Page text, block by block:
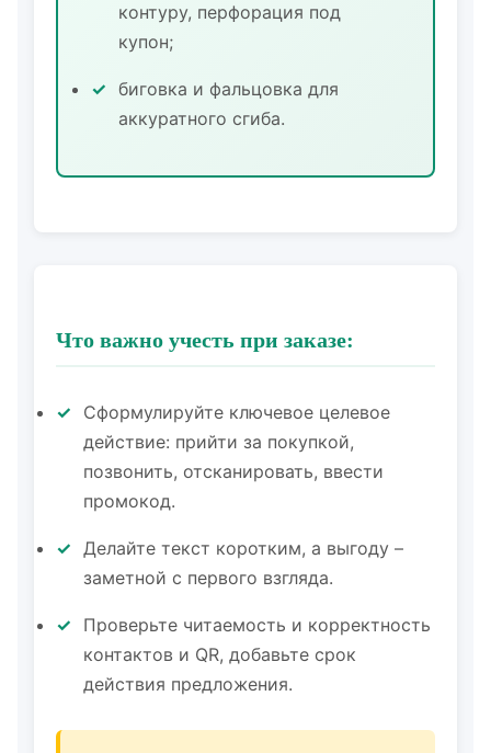
контуру, перфорация под
купон;
биговка и фальцовка для
аккуратного сгиба.
Что важно учесть при заказе:
Сформулируйте ключевое целевое
действие: прийти за покупкой,
позвонить, отсканировать, ввести
промокод.
Делайте текст коротким, а выгоду –
заметной с первого взгляда.
Проверьте читаемость и корректность
контактов и QR, добавьте срок
действия предложения.